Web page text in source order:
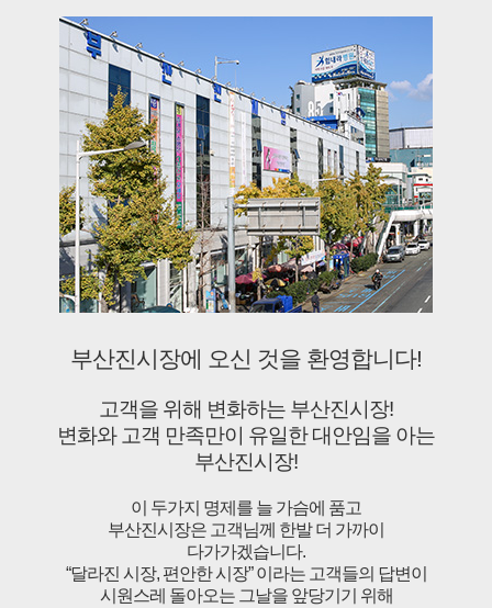
부산진시장에 오신 것을 환영합니다!
고객을 위해 변화하는 부산진시장!
변화와 고객 만족만이 유일한 대안임을 아는
부산진시장!
이 두가지 명제를 늘 가슴에 품고
부산진시장은 고객님께 한발 더 가까이
다가가겠습니다.
“달라진 시장, 편안한 시장” 이라는 고객들의 답변이
시원스레 돌아오는 그날을 앞당기기 위해